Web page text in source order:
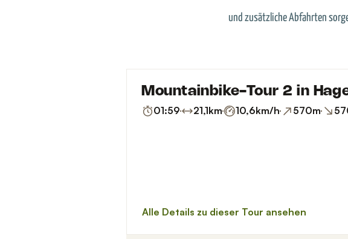
und zusätzliche Abfahrten